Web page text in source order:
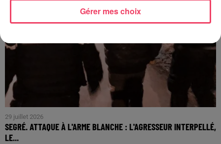
29 juillet 2026
SEGRÉ. ATTAQUE À L'ARME BLANCHE : L'AGRESSEUR INTERPELLÉ,
LE...
Gérer mes choix